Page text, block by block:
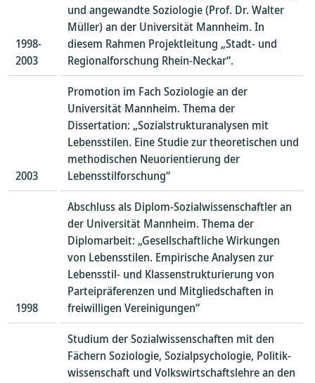
1998-
2003
und angewandte Soziologie (Prof. Dr. Walter
Müller) an der Universität Mannheim. In
diesem Rahmen Projektleitung „Stadt- und
Regionalforschung Rhein-Neckar“.
2003
Promotion im Fach Soziologie an der
Universität Mannheim. Thema der
Dissertation: „Sozialstrukturanalysen mit
Lebensstilen. Eine Studie zur theoretischen und
methodischen Neuorientierung der
Lebensstilforschung“
1998
Abschluss als Diplom-Sozialwissenschaftler an
der Universität Mannheim. Thema der
Diplomarbeit: „Gesellschaftliche Wirkungen
von Lebensstilen. Empirische Analysen zur
Lebensstil- und Klassenstrukturierung von
Parteipräferenzen und Mitgliedschaften in
freiwilligen Vereinigungen“
Studium der Sozialwissenschaften mit den
Fächern Soziologie, Sozialpsychologie, Politik-
wissenschaft und Volkswirtschaftslehre an den